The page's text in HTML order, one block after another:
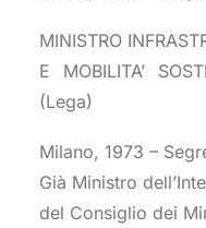
MINISTRO
E MOBILITA’
(Lega)
Milano, 1973 –
Già Ministro
del Consiglio dei